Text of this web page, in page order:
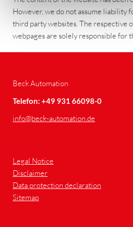
However, we do not assume liability
third party websites. The respective
webpages are solely responsible for
Beck Automation
Telefon: +49 931 66098-0
info@beck-automation.de
Legal Notice
Disclaimer
Data protection declaration
Sitemap